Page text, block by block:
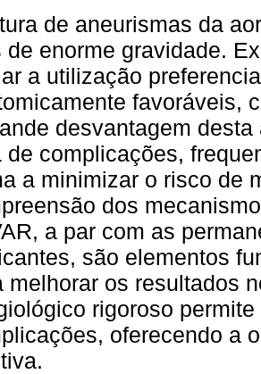
de aneurismas da
de enorme gravidade.
a utilização
favoráveis,
desvantagem
de complicações,
a minimizar o risco de
dos
a par com as
são elementos
melhorar os resultados
rigoroso
oferecendo a